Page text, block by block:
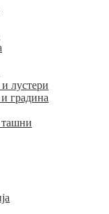
лустери
градина